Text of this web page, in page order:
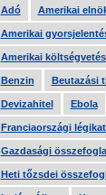
Adó Amerikai
Amerikai
Amerikai
Benzin Beutazási
Devizahitel Ebola
Franciaországi
Gazdasági
Heti tőzsdei